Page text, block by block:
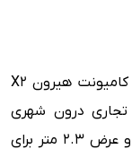
دومین محصولی که سپهر آسا رونمایی کرد کامیونت هیرون X2
تجاری درون شهری
محسوب می شود و از نظر ابعاد با طول 7 و عرض 2.3 متر برای